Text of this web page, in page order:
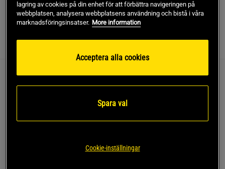
Läs mer
hundratals olika vinklar och övningar för en komplett
komma igång med din TRX-träning:
lagring av cookies på din enhet för att förbättra navigeringen på
webbplatsen, analysera webbplatsens användning och bistå i våra
marknadsföringsinsatser. More information
Acceptera alla cookies
Spara val
Cookie-inställningar